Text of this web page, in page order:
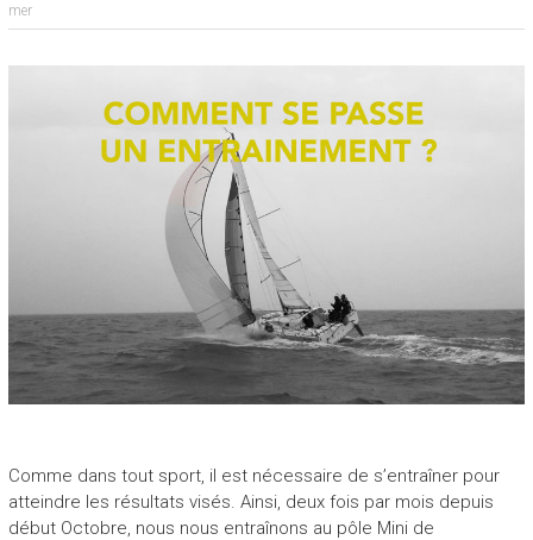
mer
Comme dans tout sport, il est nécessaire de s’entraîner pour
atteindre les résultats visés. Ainsi, deux fois par mois depuis
début Octobre, nous nous entraînons au pôle Mini de